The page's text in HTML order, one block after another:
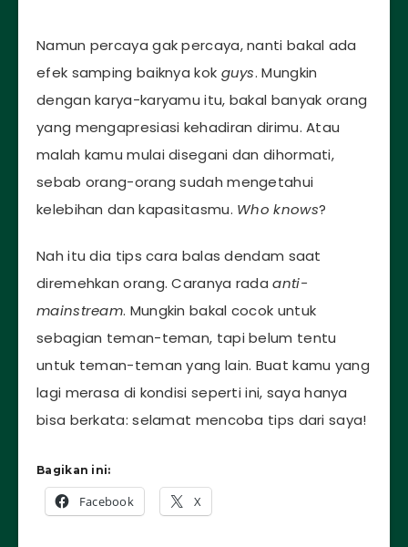
Namun percaya gak percaya, nanti bakal ada
efek samping baiknya kok guys. Mungkin
dengan karya-karyamu itu, bakal banyak orang
yang mengapresiasi kehadiran dirimu. Atau
malah kamu mulai disegani dan dihormati,
sebab orang-orang sudah mengetahui
kelebihan dan kapasitasmu. Who knows?
Nah itu dia tips cara balas dendam saat
diremehkan orang. Caranya radaanti-
mainstream. Mungkin bakal cocok untuk
sebagian teman-teman, tapi belum tentu
untuk teman-teman yang lain. Buat kamu yang
lagi merasa di kondisi seperti ini, saya hanya
bisa berkata: selamat mencoba tips dari saya!
Bagikan ini:
Facebook X